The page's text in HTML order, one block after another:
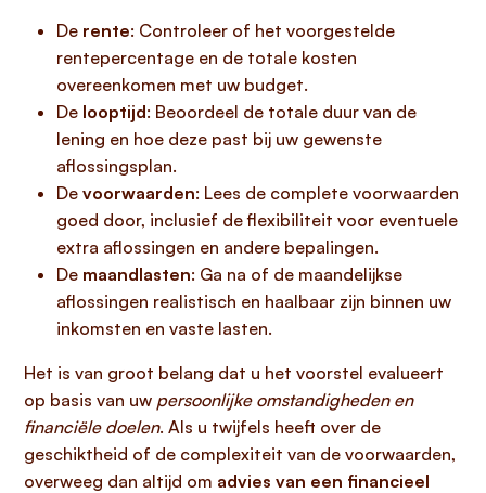
De rente: Controleer of het voorgestelde
rentepercentage en de totale kosten
overeenkomen met uw budget.
De looptijd: Beoordeel de totale duur van de
lening en hoe deze past bij uw gewenste
aflossingsplan.
De voorwaarden: Lees de complete voorwaarden
goed door, inclusief de flexibiliteit voor eventuele
extra aflossingen en andere bepalingen.
De maandlasten: Ga na of de maandelijkse
aflossingen realistisch en haalbaar zijn binnen uw
inkomsten en vaste lasten.
Het is van groot belang dat u het voorstel evalueert
op basis van uw persoonlijke omstandigheden en
financiële doelen. Als u twijfels heeft over de
geschiktheid of de complexiteit van de voorwaarden,
overweeg dan altijd om advies van een financieel